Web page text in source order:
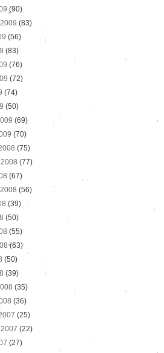
(90)
(83)
(56)
(83)
(76)
(72)
(74)
(50)
(69)
(70)
(75)
(77)
(67)
(56)
(39)
(50)
(55)
(63)
(50)
(39)
(35)
(36)
(25)
(22)
(27)